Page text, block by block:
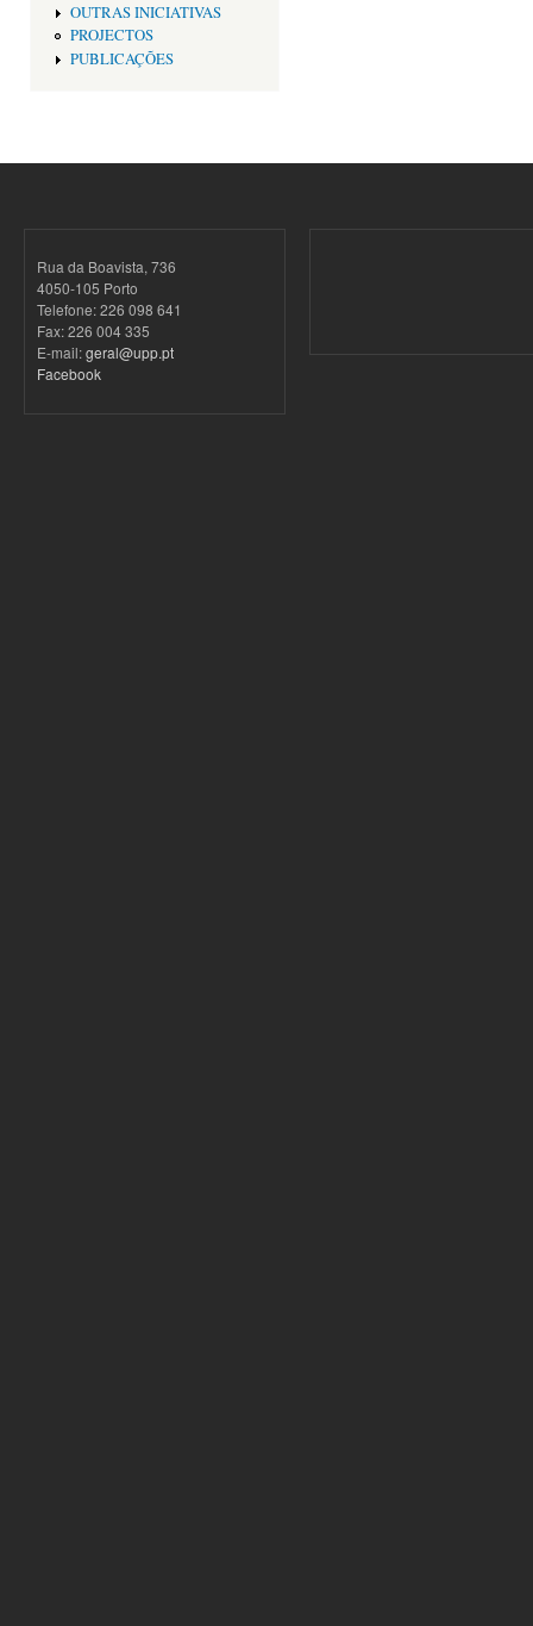
OUTRAS INICIATIVAS
PROJECTOS
PUBLICAÇÕES
Rua da Boavista, 736
4050-105 Porto
Telefone: 226 098 641
Fax: 226 004 335
E-mail:geral@upp.pt
Facebook